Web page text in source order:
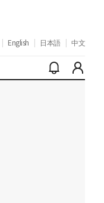
English 日本語 中文